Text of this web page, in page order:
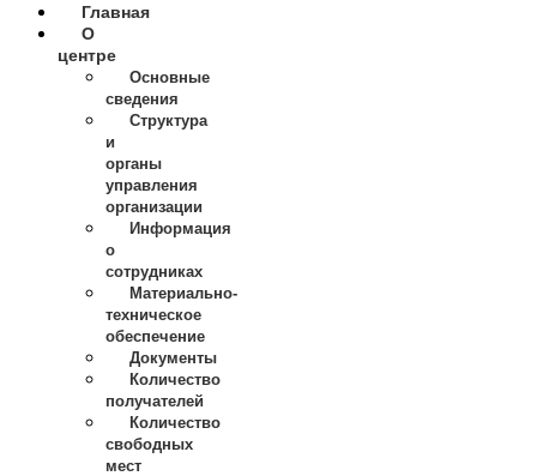
Главная
О
центре
Основные
сведения
Структура
и
органы
управления
организации
Информация
о
сотрудниках
Материально-
техническое
обеспечение
Документы
Количество
получателей
Количество
свободных
мест